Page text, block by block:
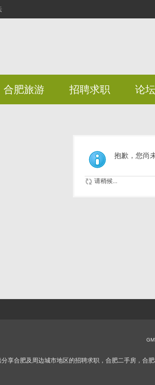
合肥旅游 招聘求职 论
抱歉，您尚
请稍候...
享合肥及周边城市地区的招聘求职，合肥二手房，合